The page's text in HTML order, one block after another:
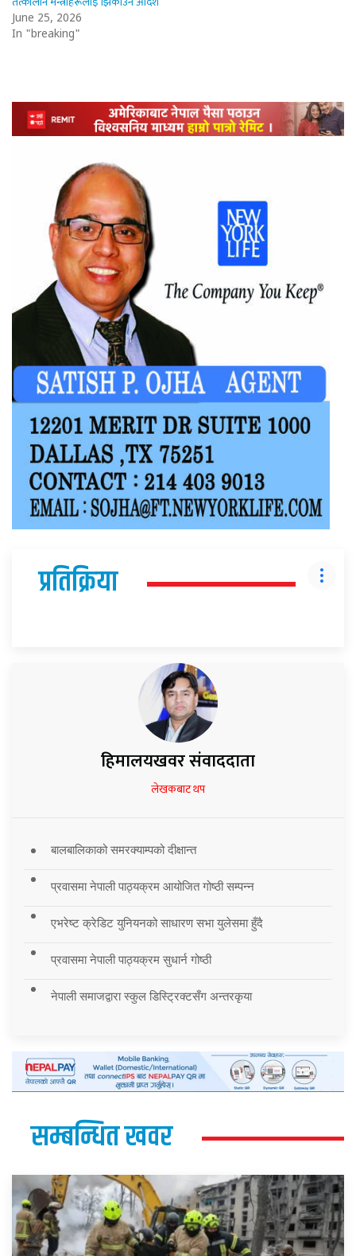
June 25, 2026
In "breaking"
प्रतिक्रिया
हिमालयखवर संवाददाता
लेखकबाट थप
बालबालिकाको समरक्याम्पको दीक्षान्त
प्रवासमा नेपाली पाठ्यक्रम आयोजित गोष्ठी सम्पन्न
एभरेष्ट क्रेडिट युनियनको साधारण सभा युलेसमा हुँदै
प्रवासमा नेपाली पाठ्यक्रम सुधार्न गोष्ठी
नेपाली समाजद्वारा स्कुल डिस्ट्रिक्टसँग अन्तरकृया
सम्बन्धित खवर